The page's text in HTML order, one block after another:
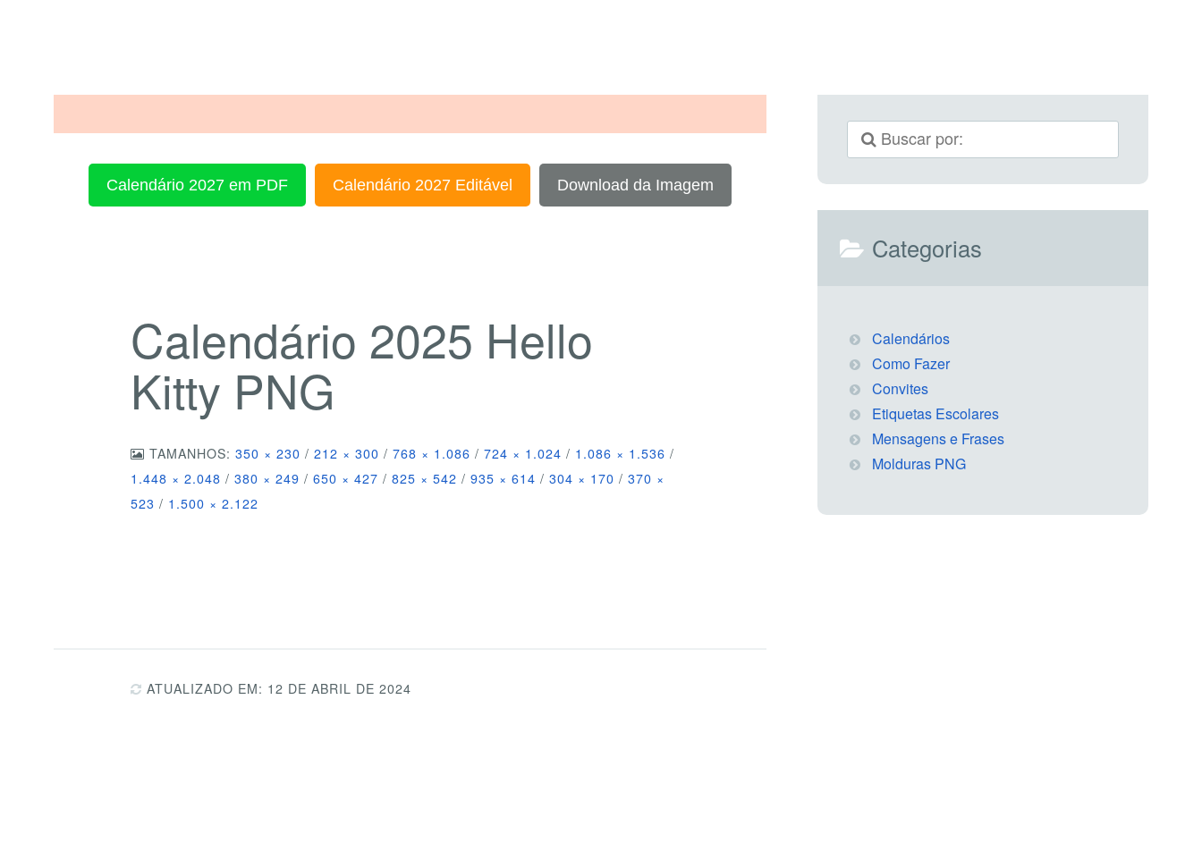
Calendário 2027 em PDF Calendário 2027 Editável Download da Imagem
Calendário 2025 Hello
Kitty PNG
TAMANHOS:350 × 230 / 212 × 300 / 768 × 1.086 / 724 × 1.024 / 1.086 × 1.536 /
1.448 × 2.048 / 380 × 249 / 650 × 427 / 825 × 542 / 935 × 614 / 304 × 170 / 370 ×
523 / 1.500 × 2.122
ATUALIZADO EM: 12 DE ABRIL DE 2024
Categorias
Calendários
Como Fazer
Convites
Etiquetas Escolares
Mensagens e Frases
Molduras PNG